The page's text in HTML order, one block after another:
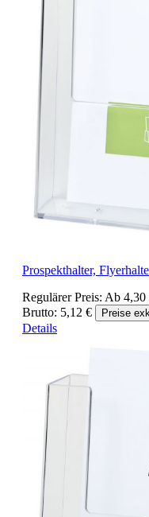
Prospekthalter,
Regulärer Preis: Ab 4,30
Brutto: 5,12 €
Preise
Details